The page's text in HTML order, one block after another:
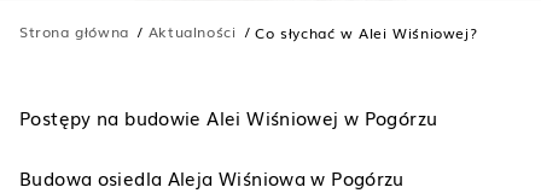
Strona główna Aktualności Co słychać w Alei Wiśniowej?
Postępy na budowie Alei Wiśniowej w Pogórzu
Budowa osiedla Aleja Wiśniowa w Pogórzu